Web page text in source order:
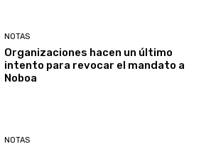
NOTAS
Organizaciones hacen un último
intento para revocar el mandato a
Noboa
NOTAS